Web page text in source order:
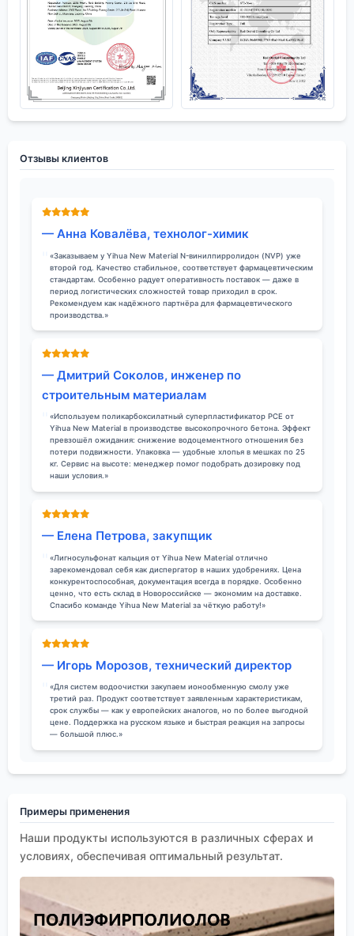
Отзывы клиентов
— Анна Ковалёва, технолог-химик
«Заказываем у Yihua New Material N-винилпирролидон (NVP) уже
второй год. Качество стабильное, соответствует фармацевтическим
стандартам. Особенно радует оперативность поставок — даже в
период логистических сложностей товар приходил в срок.
Рекомендуем как надёжного партнёра для фармацевтического
производства.»
— Дмитрий Соколов, инженер по
строительным материалам
«Используем поликарбоксилатный суперпластификатор PCE от
Yihua New Material в производстве высокопрочного бетона. Эффект
превзошёл ожидания: снижение водоцементного отношения без
потери подвижности. Упаковка — удобные хлопья в мешках по 25
кг. Сервис на высоте: менеджер помог подобрать дозировку под
наши условия.»
— Елена Петрова, закупщик
«Лигносульфонат кальция от Yihua New Material отлично
зарекомендовал себя как диспергатор в наших удобрениях. Цена
конкурентоспособная, документация всегда в порядке. Особенно
ценно, что есть склад в Новороссийске — экономим на доставке.
Спасибо команде Yihua New Material за чёткую работу!»
— Игорь Морозов, технический директор
«Для систем водоочистки закупаем ионообменную смолу уже
третий раз. Продукт соответствует заявленным характеристикам,
срок службы — как у европейских аналогов, но по более выгодной
цене. Поддержка на русском языке и быстрая реакция на запросы
— большой плюс.»
Примеры применения
Наши продукты используются в различных сферах и
условиях, обеспечивая оптимальный результат.